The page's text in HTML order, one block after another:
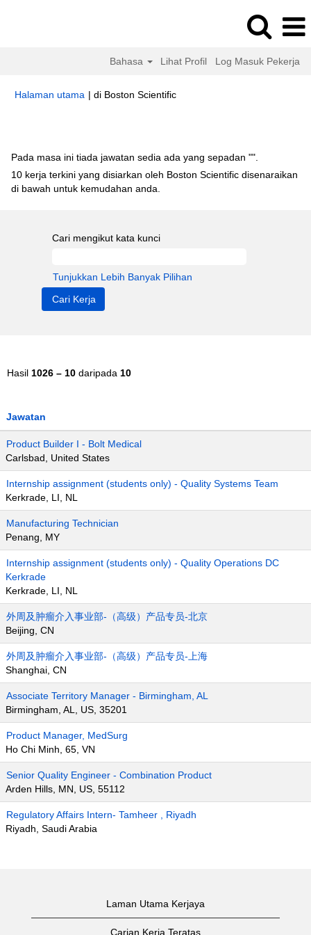
Bahasa Lihat Profil Log Masuk Pekerja
Halaman utama | di Boston Scientific(halaman
Pada masa ini tiada jawatan sedia ada yang sepadan "".
10 kerja terkini yang disiarkan oleh Boston Scientific disenaraikan
di bawah untuk kemudahan anda.
Cari mengikut kata kunci
Tunjukkan Lebih Banyak Pilihan
Hasil 1026 – 10 daripada 10
Jawatan
Product Builder I - Bolt Medical
Carlsbad, United States
Internship assignment (students only) - Quality Systems Team
Kerkrade, LI, NL
Manufacturing Technician
Penang, MY
Internship assignment (students only) - Quality Operations DC
Kerkrade
Kerkrade, LI, NL
外周及肿瘤介入事业部-（高级）产品专员-北京
Beijing, CN
外周及肿瘤介入事业部-（高级）产品专员-上海
Shanghai, CN
Associate Territory Manager - Birmingham, AL
Birmingham, AL, US, 35201
Product Manager, MedSurg
Ho Chi Minh, 65, VN
Senior Quality Engineer - Combination Product
Arden Hills, MN, US, 55112
Regulatory Affairs Intern- Tamheer , Riyadh
Riyadh, Saudi Arabia
Laman Utama Kerjaya
Carian Kerja Teratas